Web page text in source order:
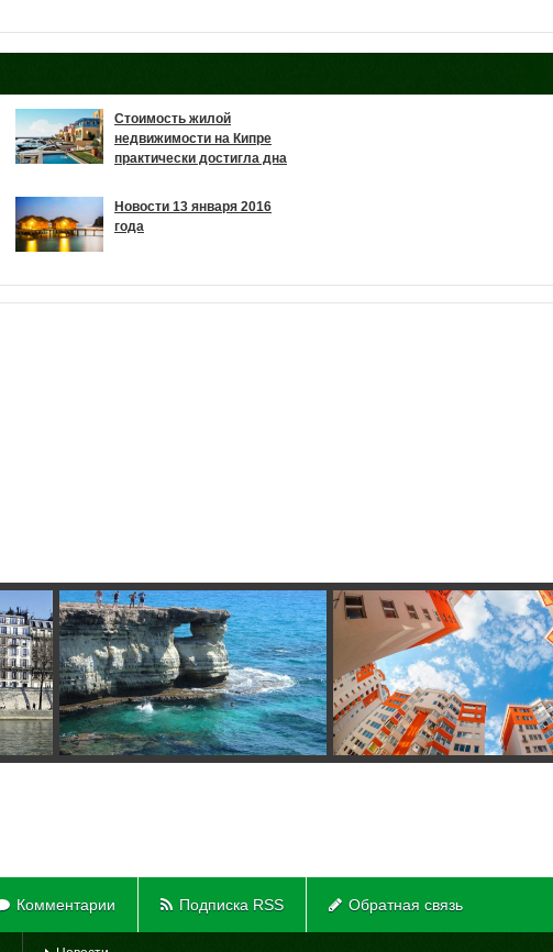
Стоимость жилой
недвижимости на Кипре
практически достигла дна
Новости 13 января 2016
года
Комментарии Подписка RSS Обратная связь